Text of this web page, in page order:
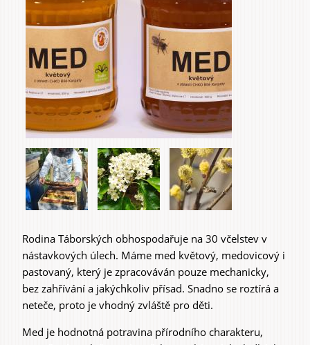
Do domu a bytu
Do zahrady a sadu
Služby
Rodina Táborských obhospodařuje na 30 včelstev v
nástavkových úlech. Máme med květový, medovicový i
pastovaný, který je zpracováván pouze mechanicky,
bez zahřívání a jakýchkoliv přísad. Snadno se roztírá a
neteče, proto je vhodný zvláště pro děti.
Med je hodnotná potravina přírodního charakteru,